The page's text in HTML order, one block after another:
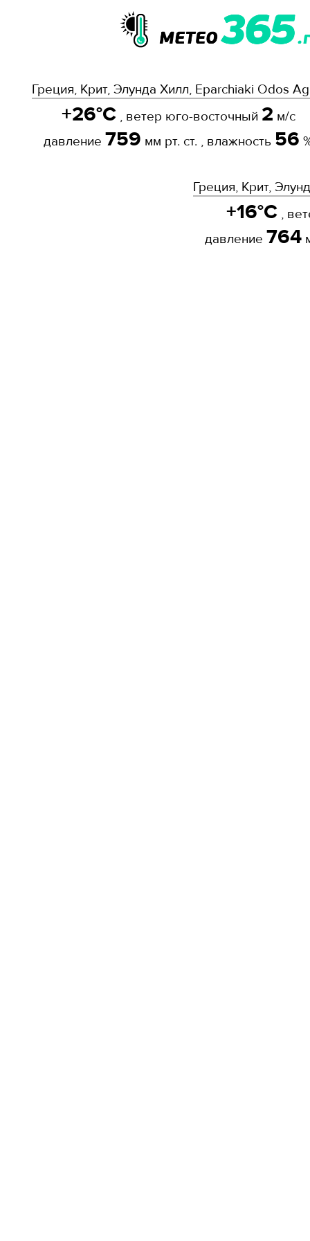
Греция, Крит, Элунда Хилл, Eparchiaki Odos
+26°C , ветер юго-восточный 2 м/с
давление 759 мм рт. ст. , влажность 56
Греция, Крит,
+16°C ,
давление 764